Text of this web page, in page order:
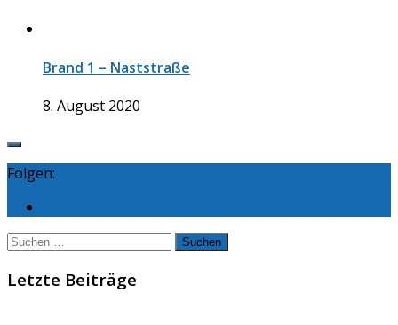
Brand 1 – Naststraße
8. August 2020
Folgen:
Suchen
Letzte Beiträge